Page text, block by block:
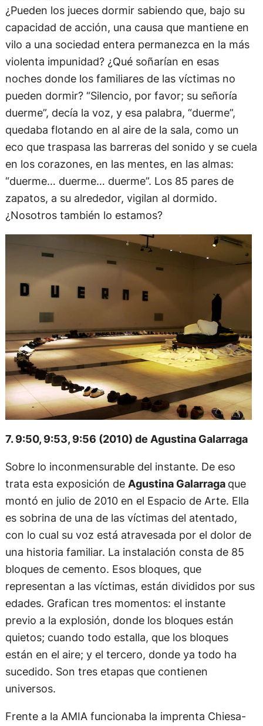
¿Pueden los jueces dormir sabiendo que, bajo su
capacidad de acción, una causa que mantiene en
vilo a una sociedad entera permanezca en la más
violenta impunidad? ¿Qué soñarían en esas
noches donde los familiares de las víctimas no
pueden dormir? “Silencio, por favor; su señoría
duerme”, decía la voz, y esa palabra, “duerme”,
quedaba flotando en al aire de la sala, como un
eco que traspasa las barreras del sonido y se cuela
en los corazones, en las mentes, en las almas:
“duerme… duerme… duerme”. Los 85 pares de
zapatos, a su alrededor, vigilan al dormido.
¿Nosotros también lo estamos?
7. 9:50, 9:53, 9:56 (2010) de Agustina Galarraga
Sobre lo inconmensurable del instante. De eso
trata esta exposición de Agustina Galarraga que
montó en julio de 2010 en el Espacio de Arte. Ella
es sobrina de una de las víctimas del atentado,
con lo cual su voz está atravesada por el dolor de
una historia familiar. La instalación consta de 85
bloques de cemento. Esos bloques, que
representan a las víctimas, están divididos por sus
edades. Grafican tres momentos: el instante
previo a la explosión, donde los bloques están
quietos; cuando todo estalla, que los bloques
están en el aire; y el tercero, donde ya todo ha
sucedido. Son tres etapas que contienen
universos.
Frente a la AMIA funcionaba la imprenta Chiesa-